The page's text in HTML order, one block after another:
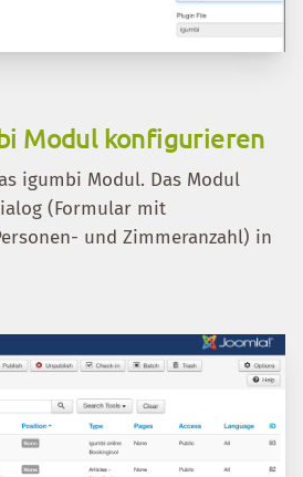
Modul konfigurieren
igumbi Modul. Das Modul
(Formular mit
und Zimmeranzahl) in